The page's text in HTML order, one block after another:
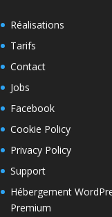
Réalisations
Tarifs
Contact
Jobs
Facebook
Cookie Policy
Privacy Policy
Support
Hébergement
Premium